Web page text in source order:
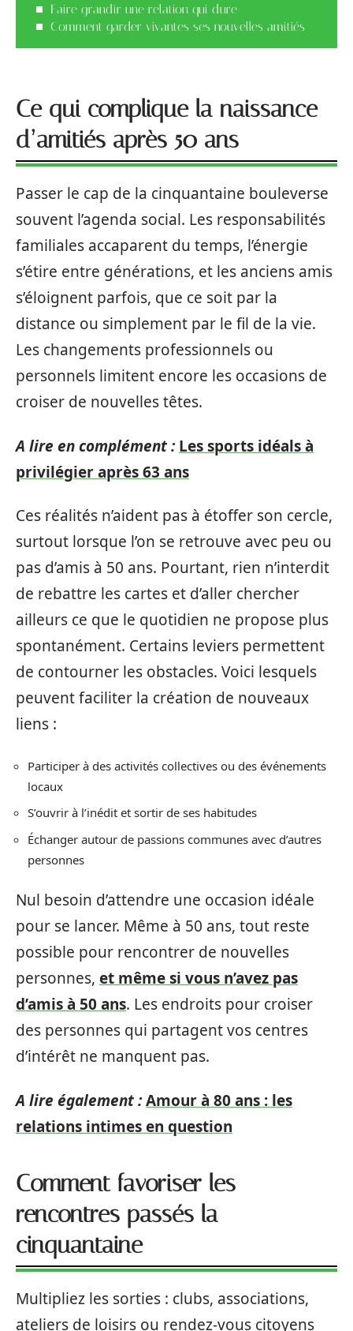
Faire grandir une relation qui dure
Comment garder vivantes ses nouvelles amitiés
Ce qui complique la naissance
d’amitiés après 50 ans
Passer le cap de la cinquantaine bouleverse
souvent l’agenda social. Les responsabilités
familiales accaparent du temps, l’énergie
s’étire entre générations, et les anciens amis
s’éloignent parfois, que ce soit par la
distance ou simplement par le fil de la vie.
Les changements professionnels ou
personnels limitent encore les occasions de
croiser de nouvelles têtes.
A lire en complément : Les sports idéals à
privilégier après 63 ans
Ces réalités n’aident pas à étoffer son cercle,
surtout lorsque l’on se retrouve avec peu ou
pas d’amis à 50 ans. Pourtant, rien n’interdit
de rebattre les cartes et d’aller chercher
ailleurs ce que le quotidien ne propose plus
spontanément. Certains leviers permettent
de contourner les obstacles. Voici lesquels
peuvent faciliter la création de nouveaux
liens :
Participer à des activités collectives ou des événements
locaux
S’ouvrir à l’inédit et sortir de ses habitudes
Échanger autour de passions communes avec d’autres
personnes
Nul besoin d’attendre une occasion idéale
pour se lancer. Même à 50 ans, tout reste
possible pour rencontrer de nouvelles
personnes, et même si vous n’avez pas
d’amis à 50 ans. Les endroits pour croiser
des personnes qui partagent vos centres
d’intérêt ne manquent pas.
A lire également :Amour à 80 ans : les
relations intimes en question
Comment favoriser les
rencontres passés la
cinquantaine
Multipliez les sorties : clubs, associations,
ateliers de loisirs ou rendez-vous citoyens